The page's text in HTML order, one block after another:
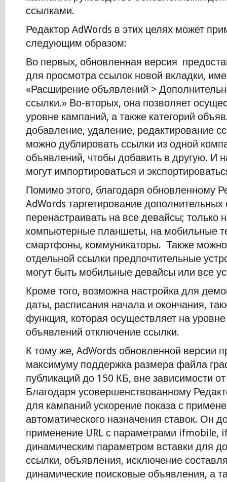
ссылками.
Редактор AdWords в этих целях может
следующим образом:
Во первых, обновленная версия
для просмотра ссылок новой вкладки,
«Расширение объявлений >
ссылки.» Во-вторых, она позволяет
уровне кампаний, а также категорий
добавление, удаление, редактирование
можно дублировать ссылки из одной
объявлений, чтобы добавить в другую. И
могут импортироваться и
Помимо этого, благодаря обновленному
AdWords таргетирование
перенастраивать на все девайсы; только
компьютерные планшеты, на мобильные
смартфоны, коммуникаторы. Также
отдельной ссылки предпочтительные
могут быть мобильные девайсы или все
Кроме того, возможна настройка для
даты, расписания начала и окончания,
функция, которая осуществляет на
объявлений отключение ссылки.
К тому же, AdWords обновленной версии
максимуму поддержка размера файла
публикаций до 150 КБ, вне зависимости
Благодаря усовершенствованному
для кампаний ускорение показа с
автоматического назначения ставок. Он
применение URL с параметрами ifmobile,
динамическим параметром вставки для
ссылки, объявления, исключение
динамические поисковые объявления, а